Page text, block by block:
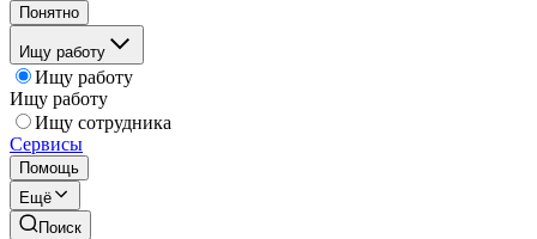
Понятно
Ищу работу
Ищу работу
Ищу работу
Ищу сотрудника
Сервисы
Помощь
Ещё
Поиск